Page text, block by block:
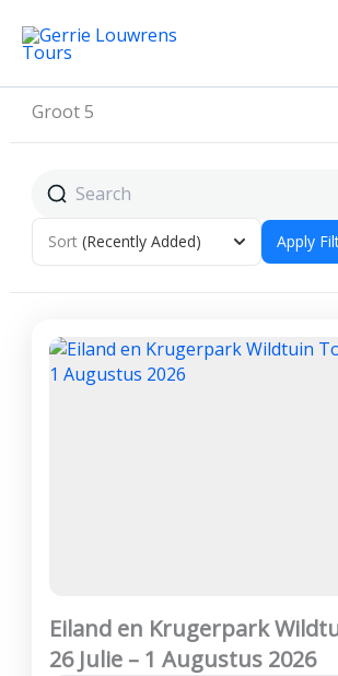
content
Groot 5
Sort (Recently Added) Apply
Eiland en Krugerpark
26 Julie – 1 Augustus 2026